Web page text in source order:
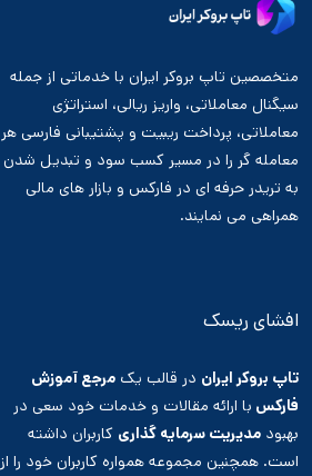
متخصصین تاپ بروکر ایران با خدماتی از جمله
سیگنال معاملاتی، واریز ریالی، استراتژی
معاملاتی، پرداخت ریبیت و پشتیبانی فارسی هر
معامله گر را در مسیر کسب سود و تبدیل شدن
به تریدر حرفه ای در فارکس و بازار های مالی
همراهی می نمایند.
افشای ریسک
تاپ بروکر ایران در قالب یک مرجع آموزش
فارکس با ارائه مقالات و خدمات خود سعی در
بهبود مدیریت سرمایه گذاری کاربران داشته
است. همچنین مجموعه همواره کاربران خود را از